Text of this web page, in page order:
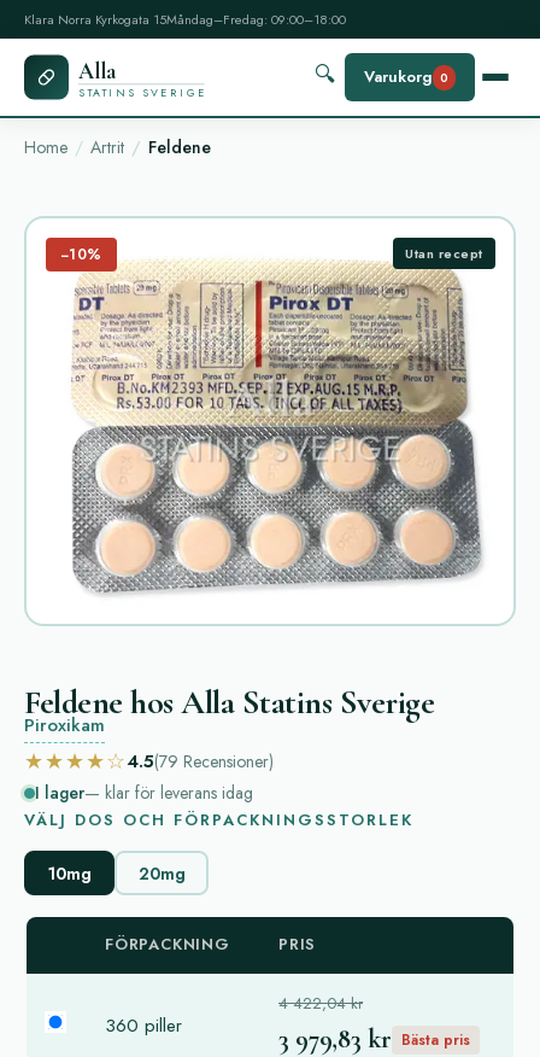
Klara Norra Kyrkogata 15Måndag–Fredag: 09:00–18:00
Alla
STATINS SVERIGE
🔍 Varukorg 0
Home Artrit Feldene
−10% Utan recept
Feldene hos Alla Statins Sverige
Piroxikam
★★★★☆4.5(79 Recensioner)
I lager— klar för leverans idag
VÄLJ DOS OCH FÖRPACKNINGSSTORLEK
10mg 20mg
FÖRPACKNING PRIS
360 piller
4 422,04 kr
3 979,83 kr Bästa pris